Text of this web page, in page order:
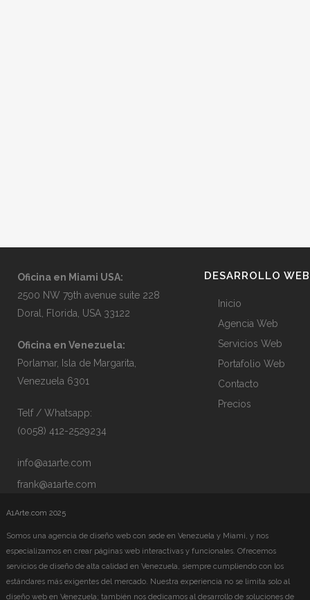
Oficina en Miami USA:
2500 NW 79th avenue suite 228
Doral, Florida, USA 33122
Oficina en Venezuela:
Porlamar, Isla de Margarita,
Venezuela 6301
Telf / Whatsapp:
(0058) 412-2529234
info@a1arte.com
frank@a1arte.com
DESARROLLO WEB
Inicio
Agencia Web
Servicios Web
Portafolio Web
Contacto
Precios
A1Arte.com 2025
Somos una agencia de diseño web con sede en Venezuela y Miami, y nos
especializamos en crear páginas web interactivas y funcionales. Ofrecemos
servicios de diseño de alta calidad en Venezuela, siempre cumpliendo con los
estándares más exigentes del mercado. Nuestra experiencia no se limita solo al
diseño web en Venezuela; también nos dedicamos al desarrollo de soluciones de